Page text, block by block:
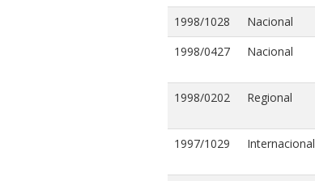
1998/1028 Nacional
1998/0427 Nacional
1998/0202 Regional
1997/1029 Internacional